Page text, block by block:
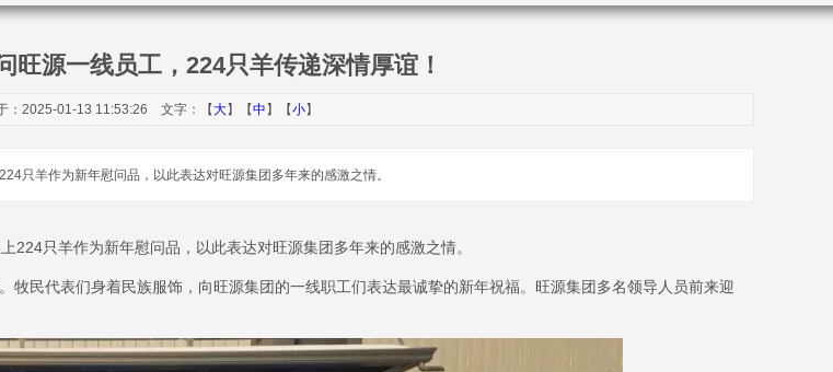
旺源一线员工，224只羊传递深情厚谊！
：2025-01-13 11:53:26 文字：【大】【中 】【小】
只羊作为新年慰问品，以此表达对旺源集团多年来的感激之情。
只羊作为新年慰问品，以此表达对旺源集团多年来的感激之情。
民代表们身着民族服饰，向旺源集团的一线职工们表达最诚挚的新年祝福。旺源集团多名领导人员前来迎